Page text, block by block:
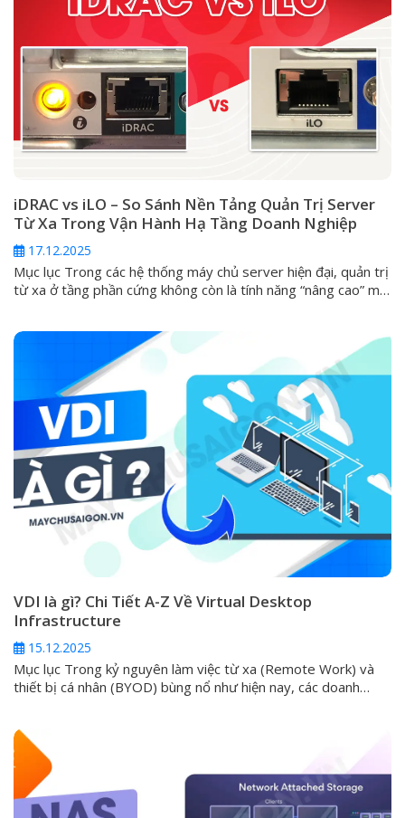
iDRAC vs iLO – So Sánh Nền Tảng Quản Trị Server
Từ Xa Trong Vận Hành Hạ Tầng Doanh Nghiệp
17.12.2025
Mục lục Trong các hệ thống máy chủ server hiện đại, quản trị
từ xa ở tầng phần cứng không còn là tính năng “nâng cao” mà
cần can thiệp...
VDI là gì? Chi Tiết A-Z Về Virtual Desktop
Infrastructure
15.12.2025
Mục lục Trong kỷ nguyên làm việc từ xa (Remote Work) và
thiết bị cá nhân (BYOD) bùng nổ như hiện nay, các doanh
suất cao cho mọi nhân...